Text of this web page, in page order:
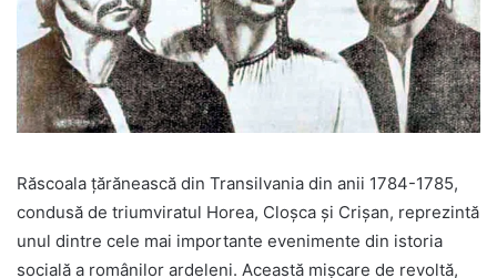
Răscoala țărănească din Transilvania din anii 1784-1785,
condusă de triumviratul Horea, Cloșca și Crișan, reprezintă
unul dintre cele mai importante evenimente din istoria
socială a românilor ardeleni. Această mișcare de revoltă,